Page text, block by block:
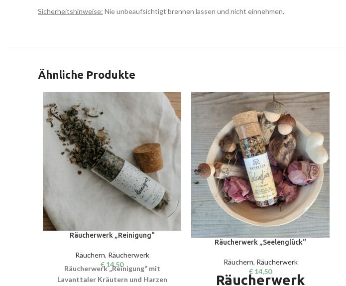
Sicherheitshinweise: Nie unbeaufsichtigt brennen lassen und nicht einnehmen.
Ähnliche Produkte
Räucherwerk „Reinigung“
Räuchern, Räucherwerk
€14,50
Räucherwerk „Reinigung“ mit
Lavanttaler Kräutern und Harzen
Räucherwerk „Seelenglück“
Räuchern, Räucherwerk
€ 14,50
Räucherwerk